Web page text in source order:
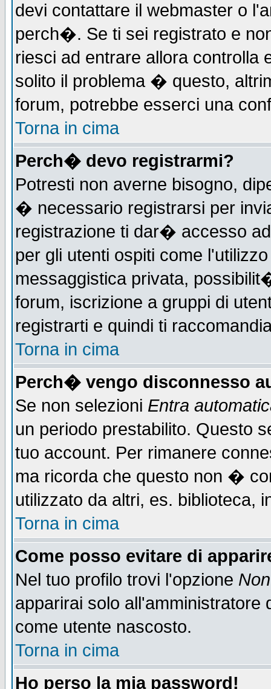
devi contattare il webmaster o
perch�. Se ti sei registrato e
riesci ad entrare allora controlla
solito il problema � questo,
forum, potrebbe esserci una
Torna in cima
Perch� devo registrarmi?
Potresti non averne bisogno,
� necessario registrarsi per
registrazione ti dar� accesso
per gli utenti ospiti come
messaggistica privata,
forum, iscrizione a gruppi di
registrarti e quindi ti
Torna in cima
Perch� vengo disconnesso
Se non selezioni Entra
un periodo prestabilito. Questo
tuo account. Per rimanere
ma ricorda che questo non �
utilizzato da altri, es.
Torna in cima
Come posso evitare di
Nel tuo profilo trovi l'opzione
apparirai solo all'amministratore
come utente nascosto.
Torna in cima
Ho perso la mia password!